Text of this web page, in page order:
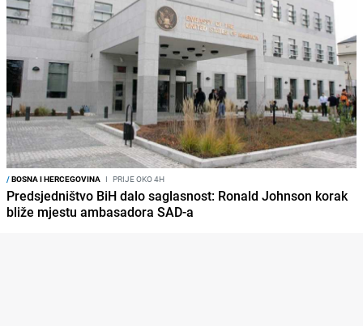
/BOSNA I HERCEGOVINA I PRIJE OKO 4H
Predsjedništvo BiH dalo saglasnost: Ronald Johnson korak
bliže mjestu ambasadora SAD-a